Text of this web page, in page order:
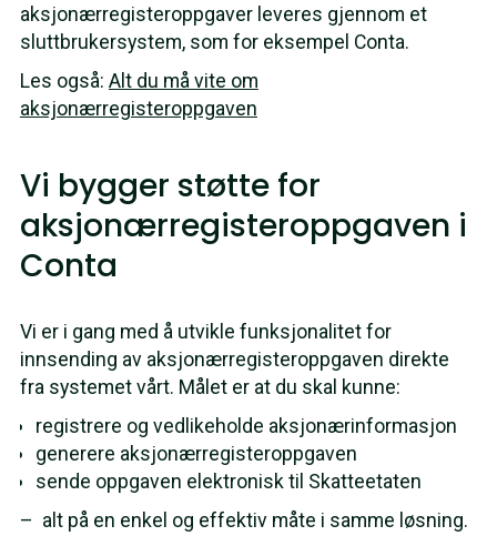
aksjonærregisteroppgaver leveres gjennom et
sluttbrukersystem, som for eksempel Conta.
Les også: Alt du må vite om
aksjonærregisteroppgaven
Vi bygger støtte for
aksjonærregisteroppgaven i
Conta
Vi er i gang med å utvikle funksjonalitet for
innsending av aksjonærregisteroppgaven direkte
fra systemet vårt. Målet er at du skal kunne:
registrere og vedlikeholde aksjonærinformasjon
generere aksjonærregisteroppgaven
sende oppgaven elektronisk til Skatteetaten
– alt på en enkel og effektiv måte i samme løsning.